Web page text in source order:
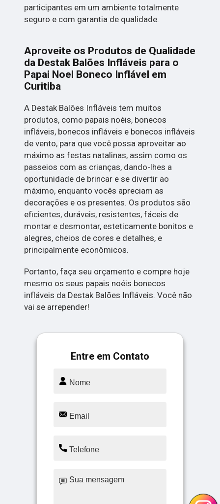
participantes em um ambiente totalmente
seguro e com garantia de qualidade.
Aproveite os Produtos de Qualidade
da Destak Balões Infláveis para o
Papai Noel Boneco Inflável em
Curitiba
A Destak Balões Infláveis tem muitos
produtos, como papais noéis, bonecos
infláveis, bonecos infláveis e bonecos infláveis
de vento, para que você possa aproveitar ao
máximo as festas natalinas, assim como os
passeios com as crianças, dando-lhes a
oportunidade de brincar e se divertir ao
máximo, enquanto vocês apreciam as
decorações e os presentes. Os produtos são
eficientes, duráveis, resistentes, fáceis de
montar e desmontar, esteticamente bonitos e
alegres, cheios de cores e detalhes, e
principalmente econômicos.
Portanto, faça seu orçamento e compre hoje
mesmo os seus papais noéis bonecos
infláveis da Destak Balões Infláveis. Você não
vai se arrepender!
Entre em Contato